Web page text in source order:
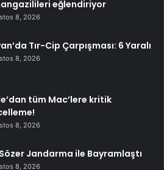
eğlendiriyor
8, 2026
Tır-Cip Çarpışması: 6 Yaralı
8, 2026
tüm Mac’lere kritik
8, 2026
Jandarma ile Bayramlaştı
8, 2026